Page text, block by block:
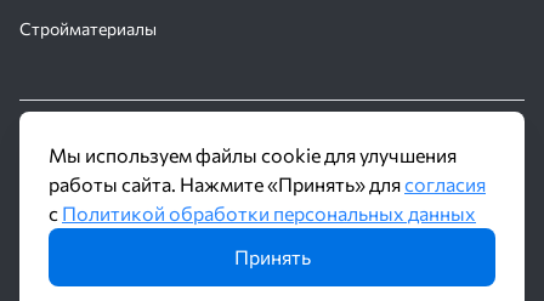
Стройматериалы
© 2016 - 2026 Производственное объединение «Трубное
Решение»
Политика обработки персональных данных
Информация на сайте не является публичной офертой и носит
ознакомительный характер. Наличие, описание и цены уточняйте у
Мы используем файлы cookie для улучшения
работы сайта. Нажмите «Принять» длясогласия
с Политикой обработки персональных данных
Принять